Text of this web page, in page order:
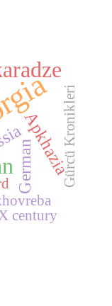
German
Apkhazia
Gürcü Kronikleri
century